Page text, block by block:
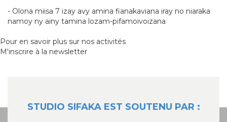
- Olona miisa 7 izay avy amina fianakaviana iray no niaraka
namoy ny ainy tamina lozam-pifamoivoizana
Pour en savoir plus sur nos activités
M'inscrire à la newsletter
STUDIO SIFAKA EST SOUTENU PAR :